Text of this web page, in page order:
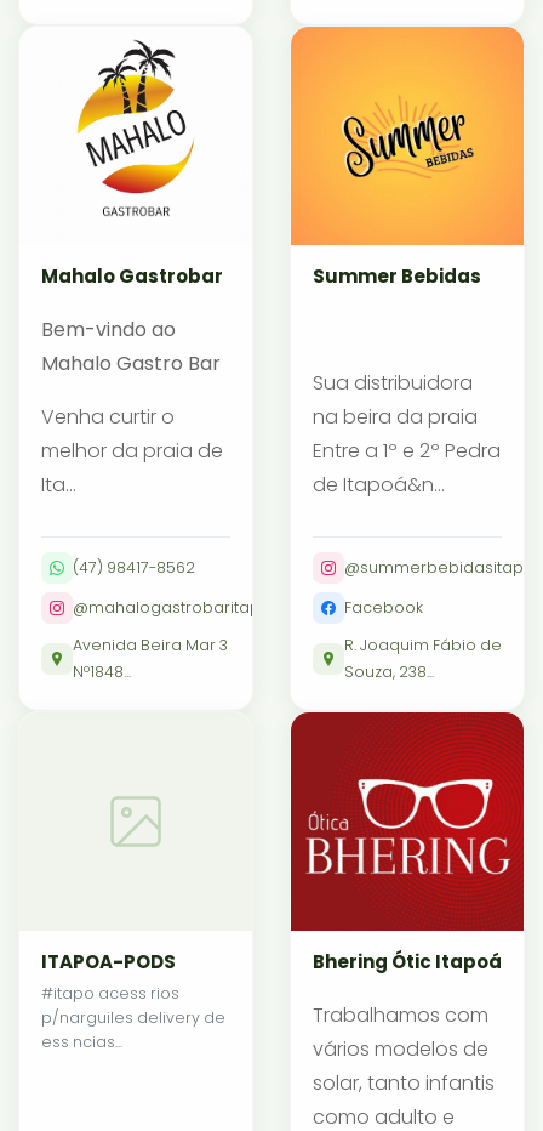
Mahalo Gastrobar
Bem-vindo ao
Mahalo Gastro Bar
Venha curtir o
melhor da praia de
Ita...
(47) 98417-8562
@mahalogastrobaritapoa
Avenida Beira Mar 3
Nº1848...
Summer Bebidas
Sua distribuidora
na beira da praia
Entre a 1º e 2º Pedra
de Itapoá&n...
Facebook
R. Joaquim Fábio de
Souza, 238...
ITAPOA-PODS
#itapo acess rios
p/narguiles delivery de
ess ncias...
Bhering Ótic Itapoá
Trabalhamos com
vários modelos de
solar, tanto infantis
como adulto e